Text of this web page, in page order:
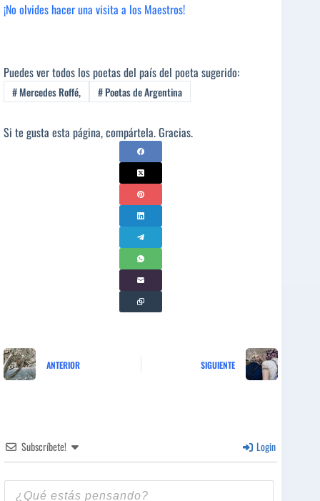
¡No olvides hacer una visita a los Maestros!
Puedes ver todos los poetas del país del poeta sugerido:
#Mercedes Roffé, #Poetas de Argentina
Si te gusta esta página, compártela. Gracias.
ANTERIOR SIGUIENTE
Subscríbete! Login